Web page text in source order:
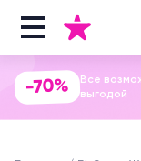
-70%
Все
выгодой